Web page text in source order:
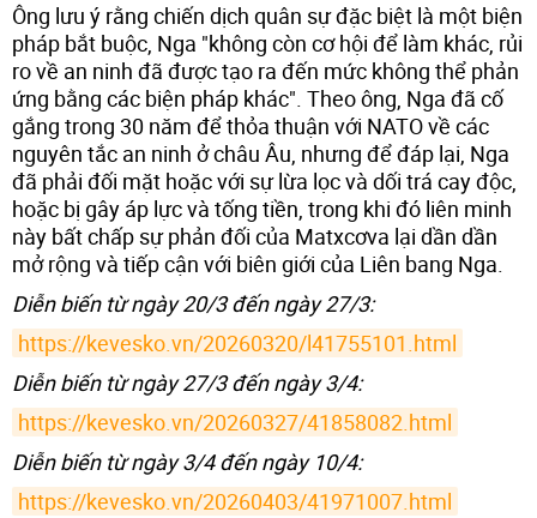
Ông lưu ý rằng chiến dịch quân sự đặc biệt là một biện
pháp bắt buộc, Nga "không còn cơ hội để làm khác, rủi
ro về an ninh đã được tạo ra đến mức không thể phản
ứng bằng các biện pháp khác". Theo ông, Nga đã cố
gắng trong 30 năm để thỏa thuận với NATO về các
nguyên tắc an ninh ở châu Âu, nhưng để đáp lại, Nga
đã phải đối mặt hoặc với sự lừa lọc và dối trá cay độc,
hoặc bị gây áp lực và tống tiền, trong khi đó liên minh
này bất chấp sự phản đối của Matxcơva lại dần dần
mở rộng và tiếp cận với biên giới của Liên bang Nga.
Diễn biến từ ngày 20/3 đến ngày 27/3:
https://kevesko.vn/20260320/l41755101.html
Diễn biến từ ngày 27/3 đến ngày 3/4:
https://kevesko.vn/20260327/41858082.html
Diễn biến từ ngày 3/4 đến ngày 10/4:
https://kevesko.vn/20260403/41971007.html